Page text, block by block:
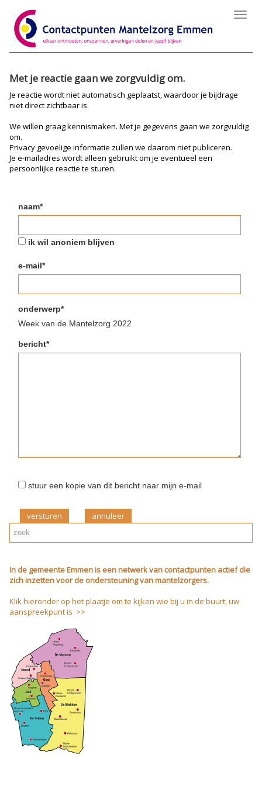
Met je reactie gaan we zorgvuldig om.
Je reactie wordt niet automatisch geplaatst, waardoor je bijdrage
niet direct zichtbaar is.
We willen graag kennismaken. Met je gegevens gaan we zorgvuldig
om.
Privacy gevoelige informatie zullen we daarom niet publiceren.
Je e-mailadres wordt alleen gebruikt om je eventueel een
persoonlijke reactie te sturen.
naam*
ik wil anoniem blijven
e-mail*
onderwerp*
Week van de Mantelzorg 2022
bericht*
stuur een kopie van dit bericht naar mijn e-mail
versturen
In de gemeente Emmen is een netwerk van contactpunten actief die
zich inzetten voor de ondersteuning van mantelzorgers.
Klik hieronder op het plaatje om te kijken wie bij u in de buurt, uw
aanspreekpunt is >>